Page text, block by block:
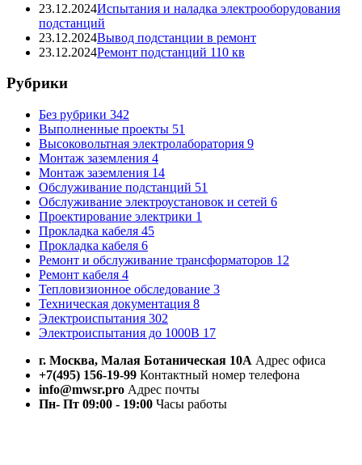
23.12.2024Испытания и наладка электрооборудования
подстанций
23.12.2024Вывод подстанции в ремонт
23.12.2024Ремонт подстанций 110 кв
Рубрики
Без рубрики 342
Выполненные проекты 51
Высоковольтная электролаборатория 9
Монтаж заземления 4
Монтаж заземления 14
Обслуживание подстанций 51
Обслуживание электроустановок и сетей 6
Проектирование электрики 1
Прокладка кабеля 45
Прокладка кабеля 6
Ремонт и обслуживание трансформаторов 12
Ремонт кабеля 4
Тепловизионное обследование 3
Техническая документация 8
Электроиспытания 302
Электроиспытания до 1000В 17
г. Москва, Малая Ботаническая 10А Адрес офиса
+7(495) 156-19-99 Контактный номер телефона
info@mwsr.pro Адрес почты
Пн- Пт 09:00 - 19:00 Часы работы